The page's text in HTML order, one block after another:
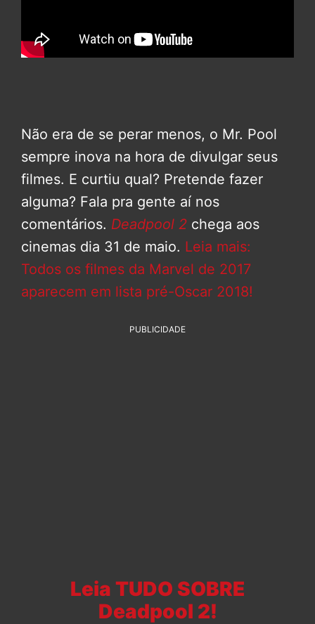
Não era de se perar menos, o Mr. Pool
sempre inova na hora de divulgar seus
filmes. E curtiu qual? Pretende fazer
alguma? Fala pra gente aí nos
comentários. Deadpool 2 chega aos
cinemas dia 31 de maio. Leia mais:
Todos os filmes da Marvel de 2017
aparecem em lista pré-Oscar 2018!
PUBLICIDADE
Leia TUDO SOBRE
Deadpool 2!